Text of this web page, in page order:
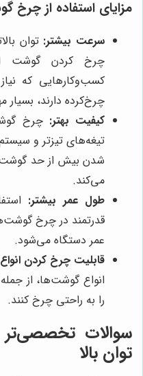
مزایای استفاده از چرخ
سرعت بیشتر: توان
چرخ کردن گوشت
کسب‌وکارهایی که
چرخ‌کرده دارند،
کیفیت بهتر: چرخ
تیغه‌های تیزتر و
شدن بیش از حد گوشت
می‌کند.
طول عمر بیشتر:
قدرتمند در چرخ
عمر دستگاه می‌شود.
قابلیت چرخ کردن
انواع گوشت‌ها، از
را به راحتی چرخ کنند.
سوالات
توان بالا